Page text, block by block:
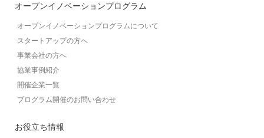
オープンイノベーションプログラム
オープンイノベーションプログラムについて
スタートアップの方へ
事業会社の方へ
協業事例紹介
開催企業一覧
プログラム開催のお問い合わせ
お役立ち情報